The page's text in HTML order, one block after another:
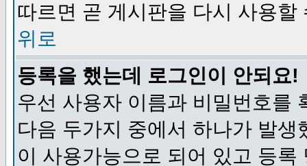
따르면 곧 게시판을 다시 사용할
위로
등록을 했는데 로그인이 안되요!
우선 사용자 이름과 비밀번호를
다음 두가지 중에서 하나가 발
이 사용가능으로 되어 있고 등